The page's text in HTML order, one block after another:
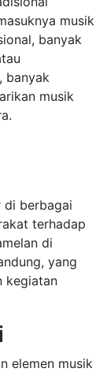
musik
banyak
banyak
musik
di berbagai
terhadap
di
yang
kegiatan
elemen musik